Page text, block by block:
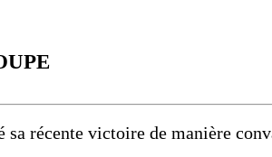
récente victoire de manière